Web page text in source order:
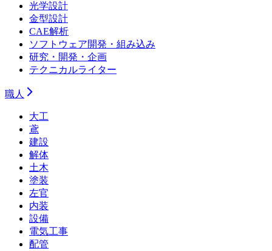
光学設計
金型設計
CAE解析
ソフトウェア開発・組み込み
研究・開発・企画
テクニカルライター
職人
大工
鳶
建設
解体
土木
塗装
左官
内装
設備
電気工事
配管